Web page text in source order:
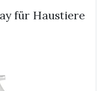
für Haustiere